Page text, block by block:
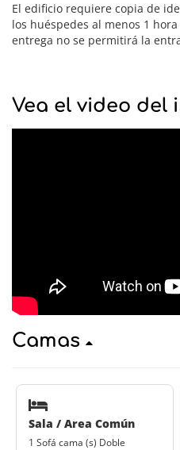
El edificio requiere copia de
los huéspedes al menos 1
entrega no se permitirá la
Vea el video del
Camas
Sala / Area Común
1 Sofá cama (s) Doble